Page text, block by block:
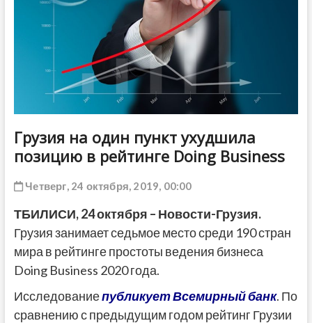
Грузия на один пункт ухудшила
позицию в рейтинге Doing Business
Четверг, 24 октября, 2019, 00:00
ТБИЛИСИ,24 октября – Новости-Грузия.
Грузия занимает седьмое место среди 190 стран
мира в рейтинге простоты ведения бизнеса
Doing Business 2020 года.
Исследованиепубликует Всемирный банк. По
сравнению с предыдущим годом рейтинг Грузии